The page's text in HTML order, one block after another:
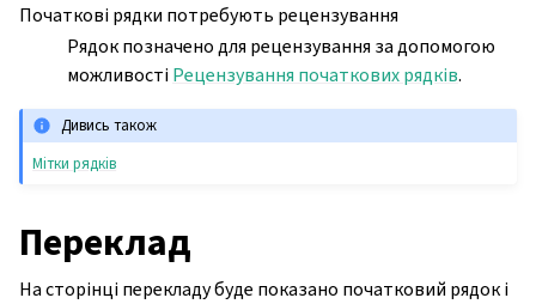
Початкові рядки потребують рецензування
Рядок позначено для рецензування за допомогою
можливостіРецензування початкових рядків.
Дивись також
Мітки рядків
Переклад
На сторінці перекладу буде показано початковий рядок і